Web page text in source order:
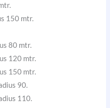
150 mtr.
80 mtr.
120 mtr.
150 mtr.
90.
110.